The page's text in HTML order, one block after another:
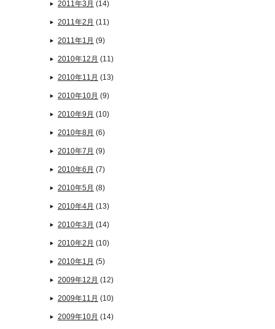
2011年3月 (14)
2011年2月 (11)
2011年1月 (9)
2010年12月 (11)
2010年11月 (13)
2010年10月 (9)
2010年9月 (10)
2010年8月 (6)
2010年7月 (9)
2010年6月 (7)
2010年5月 (8)
2010年4月 (13)
2010年3月 (14)
2010年2月 (10)
2010年1月 (5)
2009年12月 (12)
2009年11月 (10)
2009年10月 (14)